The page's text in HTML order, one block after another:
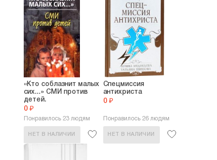
«Кто соблазнит малых
сих...» СМИ против
детей.
0 ₽
Понравилось 23 людям
НЕТ В НАЛИЧИИ
Спецмиссия
антихриста
0 ₽
Понравилось 26 людям
НЕТ В НАЛИЧИИ